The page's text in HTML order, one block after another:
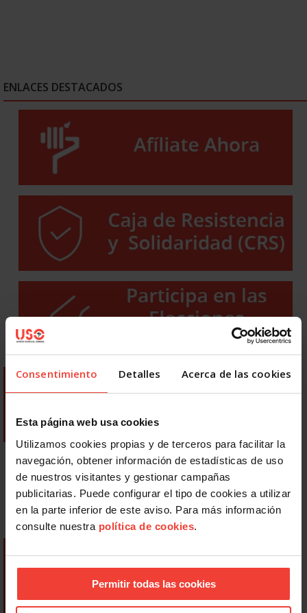
Consentimiento Detalles Acerca de las cookies
Esta página web usa cookies
Utilizamos cookies propias y de terceros para facilitar la
navegación, obtener información de estadísticas de uso
de nuestros visitantes y gestionar campañas
publicitarias. Puede configurar el tipo de cookies a utilizar
en la parte inferior de este aviso. Para más información
consulte nuestra política de cookies.
Permitir todas las cookies
ENLACES DESTACADOS